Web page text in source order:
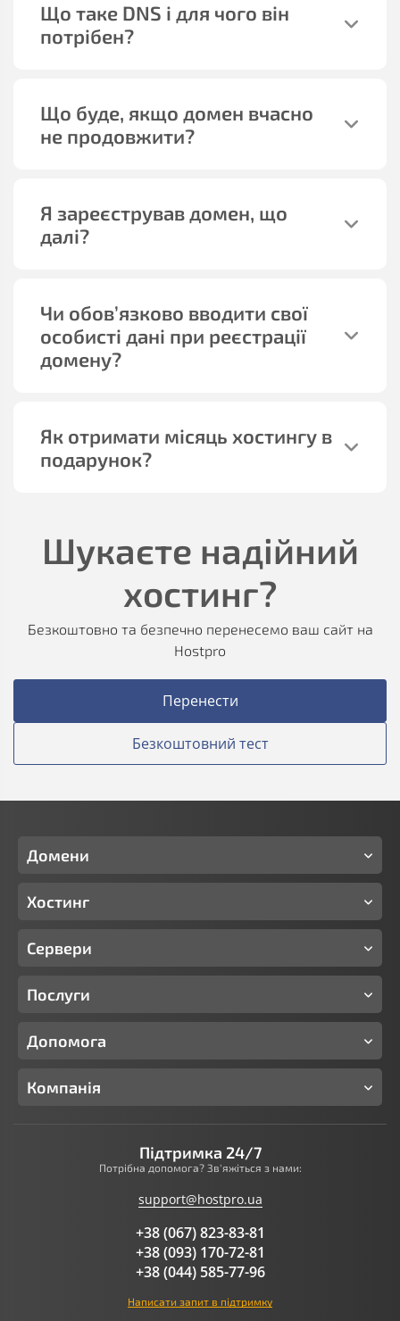
Що таке DNS і для чого він
потрібен?
Що буде, якщо домен вчасно
не продовжити?
Я зареєстрував домен, що
далі?
Чи обов’язково вводити свої
особисті дані при реєстрації
домену?
Як отримати місяць хостингу в
подарунок?
Шукаєте надійний
хостинг?
Безкоштовно та безпечно перенесемо ваш сайт на
Hostpro
Перенести
Безкоштовний тест
Домени
Хостинг
Сервери
Послуги
Допомога
Компанія
Підтримка 24/7
Потрібна допомога? Зв'яжіться з нами:
support@hostpro.ua
+38 (067) 823-83-81
+38 (093) 170-72-81
+38 (044) 585-77-96
Написати запит в підтримку